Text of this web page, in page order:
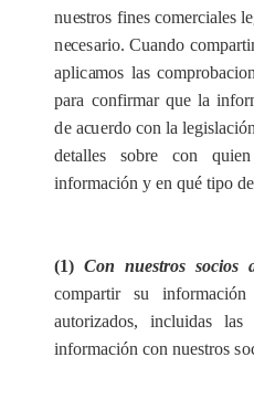
nuestros fines comerciales
necesario. Cuandocomparti
aplicamos lascomprobac
para confirmar que la inf
deacuerdo con la legislación
detalles sobre con
información yen qué tipo
(1)Con nuestros socios
compartir su información
autorizados, incluidas las
información con nuestrosso